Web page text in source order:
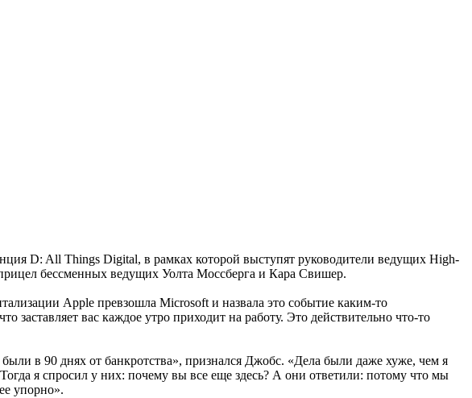
D: All Things Digital, в рамках которой выступят руководители ведущих High-
бессменных ведущих Уолта Моссберга и Кара Свишер.
Apple превзошла Microsoft и назвала это событие каким-то
вас каждое утро приходит на работу. Это действительно что-то
в 90 днях от банкротства», признался Джобс. «Дела были даже хуже, чем я
я спросил у них: почему вы все еще здесь? А они ответили: потому что мы
упорно».